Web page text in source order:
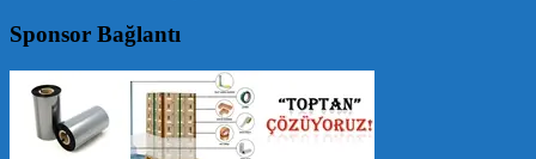
Sponsor Bağlantı